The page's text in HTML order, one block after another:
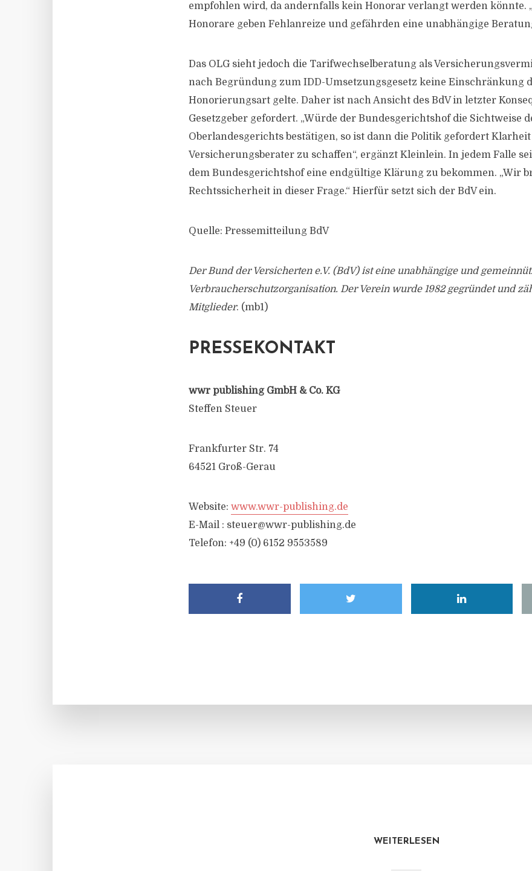
empfohlen wird, da andernfalls kein Honorar verlangt werden könnte.
Honorare geben Fehlanreize und gefährden eine unabhängige
Das OLG sieht jedoch die Tarifwechselberatung als
nach Begründung zum IDD-Umsetzungsgesetz keine Einschränkung
Honorierungsart gelte. Daher ist nach Ansicht des BdV in letzter
Gesetzgeber gefordert. „Würde der Bundesgerichtshof die Sichtweise
Oberlandesgerichts bestätigen, so ist dann die Politik gefordert
Versicherungsberater zu schaffen“, ergänzt Kleinlein. In jedem Falle
dem Bundesgerichtshof eine endgültige Klärung zu bekommen. „Wir
Rechtssicherheit in dieser Frage.“ Hierfür setzt sich der BdV ein.
Quelle: Pressemitteilung BdV
Der Bund der Versicherten e.V. (BdV) ist eine unabhängige und
Verbraucherschutzorganisation. Der Verein wurde 1982 gegründet und
Mitglieder. (mb1)
PRESSEKONTAKT
wwr publishing GmbH & Co. KG
Steffen Steuer
Frankfurter Str. 74
64521 Groß-Gerau
Website: www.wwr-publishing.de
E-Mail : steuer@wwr-publishing.de
Telefon: +49 (0) 6152 9553589
WEITERLESEN